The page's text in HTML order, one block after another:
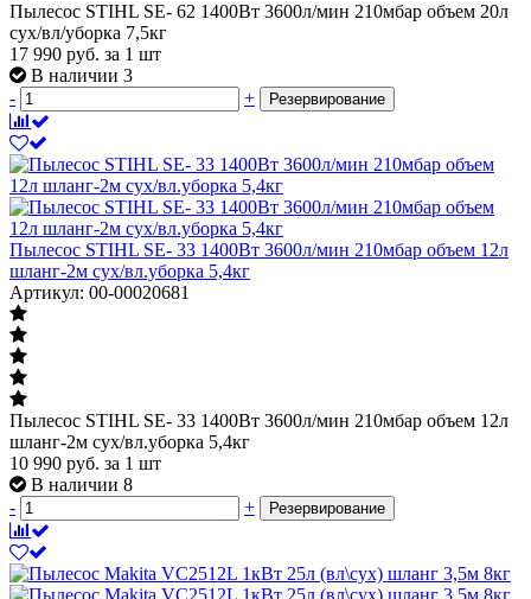
Пылесос STIHL SE- 62 1400Вт 3600л/мин 210мбар объем 20л
сух/вл/уборка 7,5кг
17 990 руб. за 1 шт
В наличии 3
-
+ Резервирование
Пылесос STIHL SE- 33 1400Вт 3600л/мин 210мбар объем 12л
шланг-2м сух/вл.уборка 5,4кг
Артикул: 00-00020681
Пылесос STIHL SE- 33 1400Вт 3600л/мин 210мбар объем 12л
шланг-2м сух/вл.уборка 5,4кг
10 990 руб. за 1 шт
В наличии 8
-
+ Резервирование